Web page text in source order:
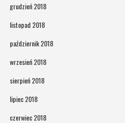
grudzień 2018
listopad 2018
październik 2018
wrzesień 2018
sierpień 2018
lipiec 2018
czerwiec 2018